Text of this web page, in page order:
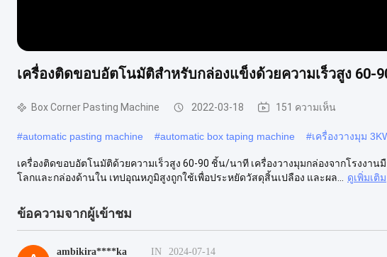
เครื่องติดขอบอัตโนมัติสำหรับกล่องแข็งด้วยความเร็วสูง 60-
Box Corner Pasting Machine 2022-03-18 151 ความเห็น
#automatic pasting machine #automatic box taping machine #เครื่องวางมุม
เครื่องติดขอบอัตโนมัติด้วยความเร็วสูง 60-90 ชิ้น/นาที เครื่องวางมุมกล่องจากโรงงา
โลกและกล่องด้านใน เทปอุณหภูมิสูงถูกใช้เพื่อประหยัดวัสดุสิ้นเปลือง และผล...
ดูเพิ่มเติม
ข้อความจากผู้เข้าชม
ambikira****ka IN 2024-07-14